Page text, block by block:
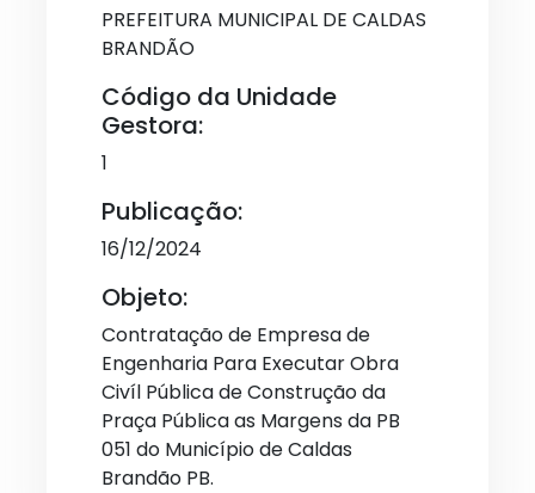
PREFEITURA MUNICIPAL DE CALDAS
BRANDÃO
Código da Unidade
Gestora:
1
Publicação:
16/12/2024
Objeto:
Contratação de Empresa de
Engenharia Para Executar Obra
Civíl Pública de Construção da
Praça Pública as Margens da PB
051 do Município de Caldas
Brandão PB.